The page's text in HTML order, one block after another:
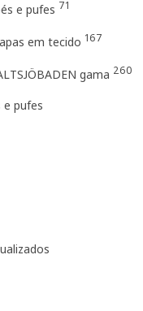
e pufes 71
em tecido 167
gama 260
e pufes